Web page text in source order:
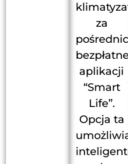
za
aplikacji
“Smart
Life”.
Opcja ta